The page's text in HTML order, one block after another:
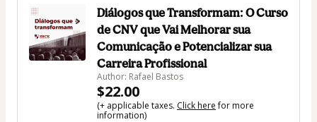
Diálogos que Transformam: O Curso
de CNV que Vai Melhorar sua
Comunicação e Potencializar sua
Carreira Profissional
Author: Rafael Bastos
$22.00
(+ applicable taxes. Click herefor more
information)